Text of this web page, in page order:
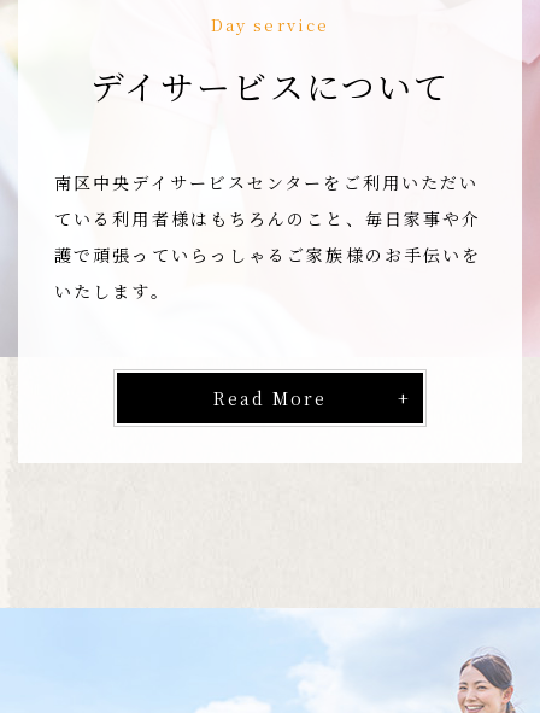
Day service
デイサービスについて
南区中央デイサービスセンターをご利用いただい
ている利用者様はもちろんのこと、毎日家事や介
護で頑張っていらっしゃるご家族様のお手伝いを
いたします。
Read More